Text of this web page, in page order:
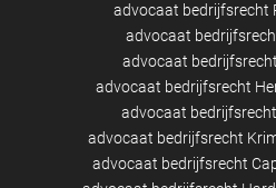
advocaat bedrijfsrecht
advocaat
advocaat
advocaat bedrijfsrecht
advocaat
advocaat bedrijfsrecht
advocaat bedrijfsrecht